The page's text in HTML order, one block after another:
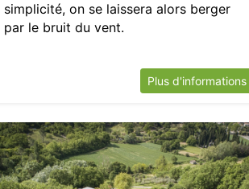
simplicité, on se laissera alors berger
par le bruit du vent.
Plus d'informations